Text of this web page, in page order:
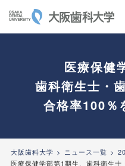
医療保健
歯科衛生士・
合格率100％
大阪歯科大学 ニュース一覧
医療保健学部第1期生、歯科衛生